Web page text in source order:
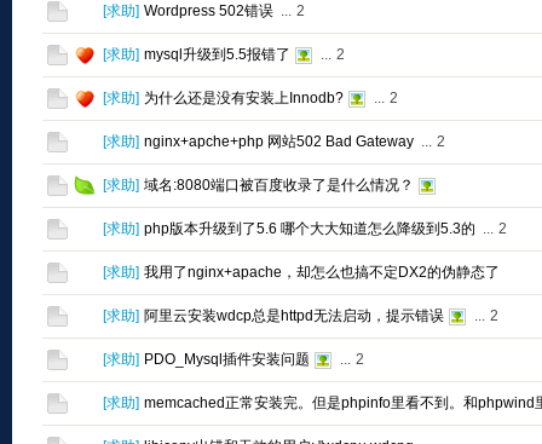
[求助] Wordpress 502错误 ... 2
[求助] mysql升级到5.5报错了 ... 2
[求助] 为什么还是没有安装上Innodb? ... 2
[求助] nginx+apche+php 网站502 Bad Gateway ... 2
[求助] 域名:8080端口被百度收录了是什么情况？
[求助] php版本升级到了5.6 哪个大大知道怎么降级到5.3的 ... 2
[求助] 我用了nginx+apache，却怎么也搞不定DX2的伪静态了
[求助] 阿里云安装wdcp总是httpd无法启动，提示错误 ... 2
[求助] PDO_Mysql插件安装问题 ... 2
[求助] memcached正常安装完。但是phpinfo里看不到。和phpwind